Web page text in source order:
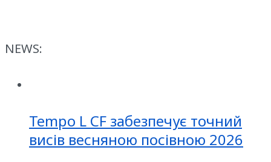
NEWS:
Tempo L CF забезпечує точний
висів весняною посівною 2026